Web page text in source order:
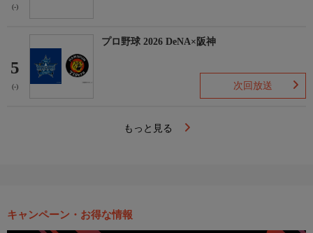
(-)
5
(-)
プロ野球 2026 DeNA×阪神
次回放送
もっと見る
キャンペーン・お得な情報